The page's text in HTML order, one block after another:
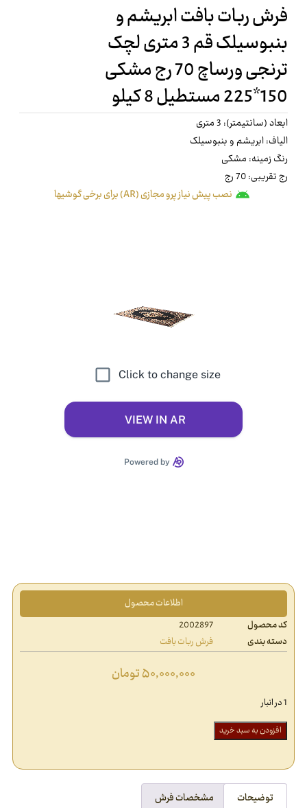
فرش ربات بافت ابریشم و
بنبوسیلک قم 3 متری لچک
ترنجی ورساچ 70 رج مشکی
150*225 مستطیل 8 کیلو
ابعاد (سانتیمتر): 3 متری
الیاف: ابریشم و بنبوسیلک
رنگ زمینه: مشکی
رج تقریبی: 70 رج
نصب پیش نیاز پرو مجازی (AR) برای برخی گوشیها
اطلاعات محصول
کد محصول
2002897
دسته بندی
فرش ربات بافت
۵۰,۰۰۰,۰۰۰تومان
1 در انبار
افزودن به سبد خرید
توضیحات مشخصات فرش